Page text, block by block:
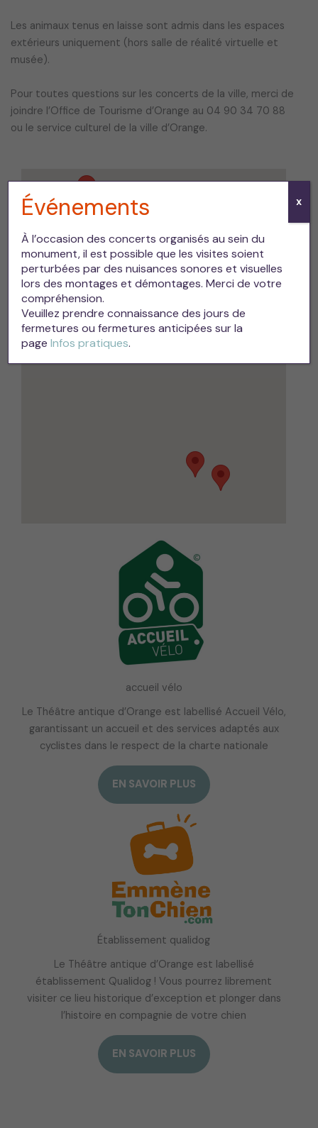
Les animaux tenus en laisse sont admis dans les espaces
extérieurs uniquement (hors salle de réalité virtuelle et
musée).
Pour toutes questions sur les concerts de la ville, merci de
joindre l’Office de Tourisme d’Orange au 04 90 34 70 88
ou le service culturel de la ville d’Orange.
accueil vélo
Le Théâtre antique d’Orange est labellisé Accueil Vélo,
garantissant un accueil et des services adaptés aux
cyclistes dans le respect de la charte nationale
EN SAVOIR PLUS
Établissement qualidog
Le Théâtre antique d’Orange est labellisé
établissement Qualidog ! Vous pourrez librement
visiter ce lieu historique d’exception et plonger dans
l’histoire en compagnie de votre chien
EN SAVOIR PLUS
Événements
À l’occasion des concerts organisés au sein du
monument, il est possible que les visites soient
perturbées par des nuisances sonores et visuelles
lors des montages et démontages. Merci de votre
compréhension.
Veuillez prendre connaissance des jours de
fermetures ou fermetures anticipées sur la
pageInfos pratiques.
X